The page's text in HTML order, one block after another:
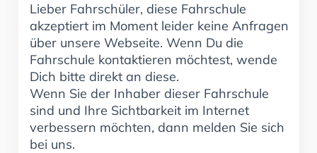
Lieber Fahrschüler, diese Fahrschule
akzeptiert im Moment leider keine Anfragen
über unsere Webseite. Wenn Du die
Fahrschule kontaktieren möchtest, wende
Dich bitte direkt an diese.
Wenn Sie der Inhaber dieser Fahrschule
sind und Ihre Sichtbarkeit im Internet
verbessern möchten, dann melden Sie sich
bei uns.